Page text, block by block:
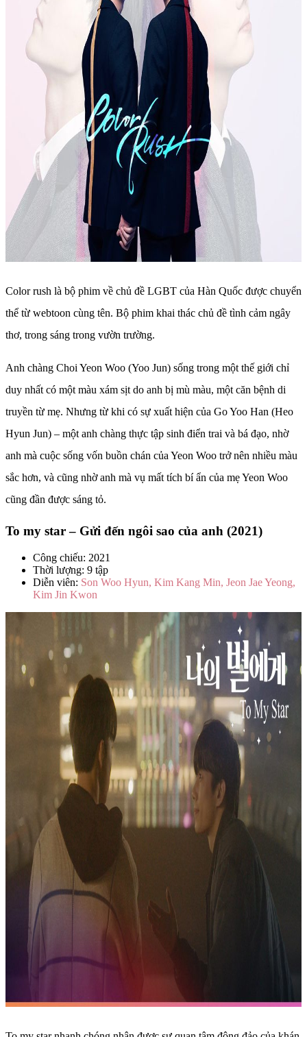
Color rush là bộ phim về chủ đề LGBT của Hàn Quốc được chuyển
thể từ webtoon cùng tên. Bộ phim khai thác chủ đề tình cảm ngây
thơ, trong sáng trong vườn trường.
Anh chàng Choi Yeon Woo (Yoo Jun) sống trong một thế giới chỉ
duy nhất có một màu xám sịt do anh bị mù màu, một căn bệnh di
truyền từ mẹ. Nhưng từ khi có sự xuất hiện của Go Yoo Han (Heo
Hyun Jun) – một anh chàng thực tập sinh điển trai và bá đạo, nhờ
anh mà cuộc sống vốn buồn chán của Yeon Woo trở nên nhiều màu
sắc hơn, và cũng nhờ anh mà vụ mất tích bí ẩn của mẹ Yeon Woo
cũng đần được sáng tỏ.
To my star – Gửi đến ngôi sao của anh (2021)
Công chiếu: 2021
Thời lượng: 9 tập
Diễn viên: Son Woo Hyun, Kim Kang Min, Jeon Jae Yeong,
Kim Jin Kwon